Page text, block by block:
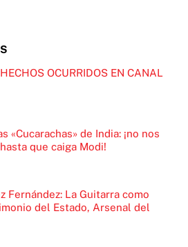
OCURRIDOS EN CANAL
«Cucarachas» de India: ¡no nos
que caiga Modi!
Fernández: La Guitarra como
del Estado, Arsenal del